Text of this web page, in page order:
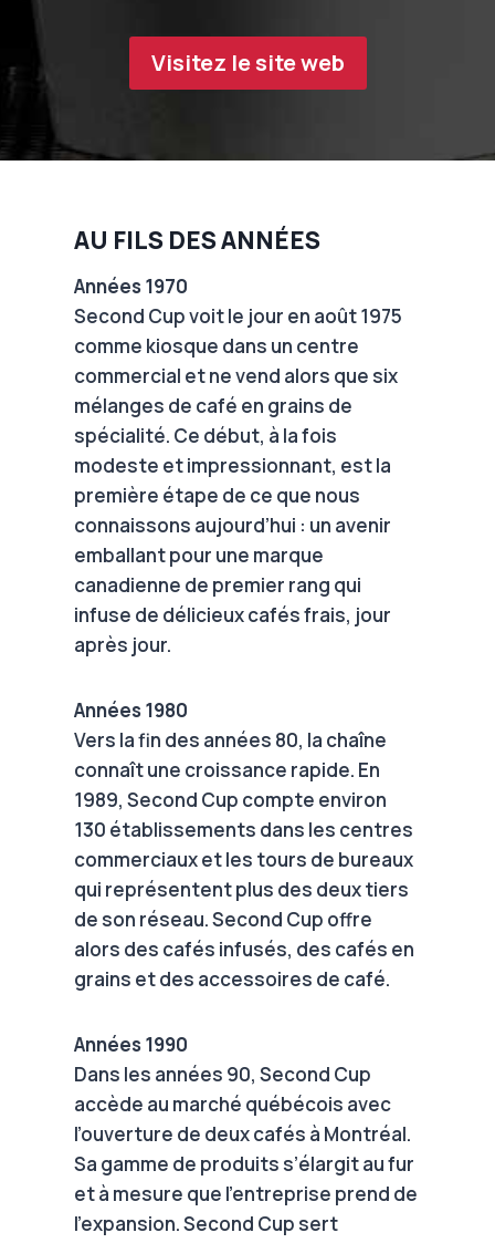
Visitez le site web
AU FILS DES ANNÉES​
Années 1970
Second Cup voit le jour en août 1975
comme kiosque dans un centre
commercial et ne vend alors que six
mélanges de café en grains de
spécialité. Ce début, à la fois
modeste et impressionnant, est la
première étape de ce que nous
connaissons aujourd’hui : un avenir
emballant pour une marque
canadienne de premier rang qui
infuse de délicieux cafés frais, jour
après jour.
Années 1980
Vers la fin des années 80, la chaîne
connaît une croissance rapide. En
1989, Second Cup compte environ
130 établissements dans les centres
commerciaux et les tours de bureaux
qui représentent plus des deux tiers
de son réseau. Second Cup offre
alors des cafés infusés, des cafés en
grains et des accessoires de café.
Années 1990
Dans les années 90, Second Cup
accède au marché québécois avec
l’ouverture de deux cafés à Montréal.
Sa gamme de produits s’élargit au fur
et à mesure que l’entreprise prend de
l’expansion. Second Cup sert